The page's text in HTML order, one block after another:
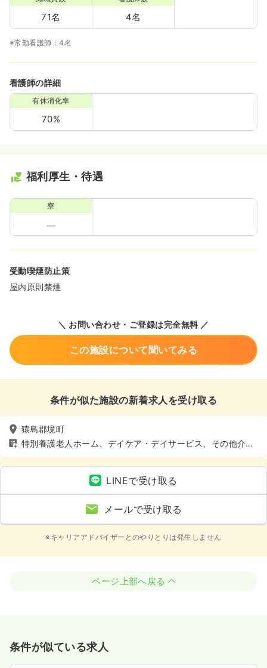
71名 4名
※常勤看護師：4名
看護師の詳細
有休消化率
70%
福利厚生・待遇
寮
受動喫煙防止策
屋内原則禁煙
＼ お問い合わせ・ご登録は完全無料 ／
この施設について聞いてみる
条件が似た施設の新着求人を受け取る
猿島郡境町
特別養護老人ホーム、デイケア・デイサービス、その他介護
施設
LINEで受け取る
メールで受け取る
※キャリアアドバイザーとのやりとりは発生しません
ページ上部へ戻る
条件が似ている求人